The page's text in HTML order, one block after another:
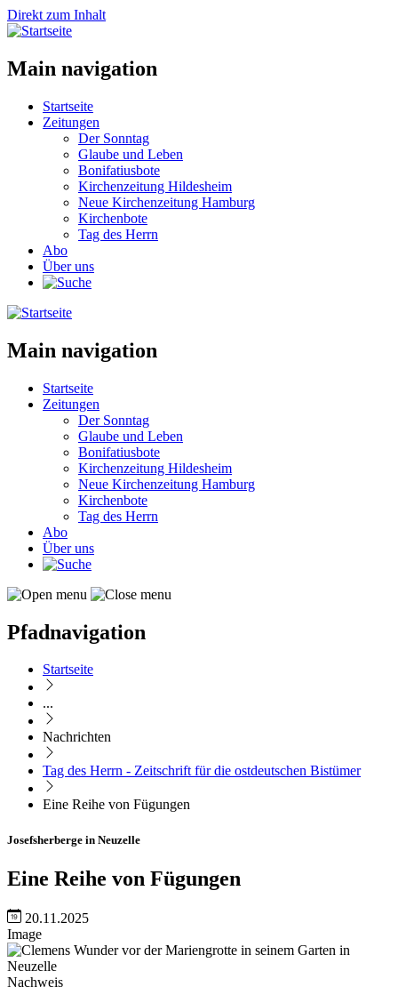
Direkt zum Inhalt
Main navigation
Startseite
Zeitungen
Der Sonntag
Glaube und Leben
Bonifatiusbote
Kirchenzeitung Hildesheim
Neue Kirchenzeitung Hamburg
Kirchenbote
Tag des Herrn
Abo
Über uns
Main navigation
Startseite
Zeitungen
Der Sonntag
Glaube und Leben
Bonifatiusbote
Kirchenzeitung Hildesheim
Neue Kirchenzeitung Hamburg
Kirchenbote
Tag des Herrn
Abo
Über uns
Pfadnavigation
Startseite
...
Nachrichten
Tag des Herrn - Zeitschrift für die ostdeutschen Bistümer
Eine Reihe von Fügungen
Josefsherberge in Neuzelle
Eine Reihe von Fügungen
20.11.2025
Image
Nachweis